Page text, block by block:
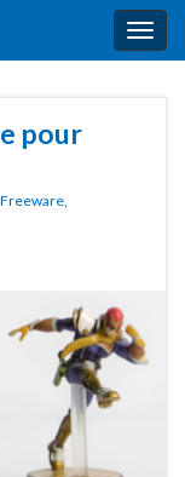
pour
Freeware,